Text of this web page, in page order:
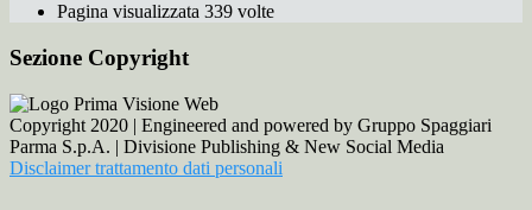
Pagina visualizzata 339 volte
Sezione Copyright
Copyright 2020 | Engineered and powered by Gruppo Spaggiari
Parma S.p.A. | Divisione Publishing & New Social Media
Disclaimer trattamento dati personali